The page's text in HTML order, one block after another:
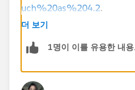
uch%20as%204.2.
더 보기
1명이 이를 유용한 내